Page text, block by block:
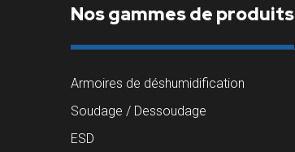
Nos gammes de produits
Armoires de déshumidification
Soudage / Dessoudage
ESD